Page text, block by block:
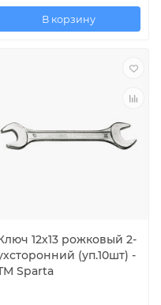
В корзину
12х13 рожковый 2-
(уп.10шт) -
Sparta